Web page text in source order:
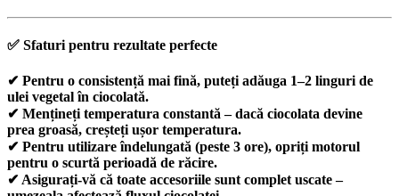
✅ Sfaturi pentru rezultate perfecte
✔ Pentru o consistență mai fină, puteți adăuga 1–2 linguri de
ulei vegetal în ciocolată.
✔ Mențineți temperatura constantă – dacă ciocolata devine
prea groasă, creșteți ușor temperatura.
✔ Pentru utilizare îndelungată (peste 3 ore), opriți motorul
pentru o scurtă perioadă de răcire.
✔ Asigurați-vă că toate accesoriile sunt complet uscate –